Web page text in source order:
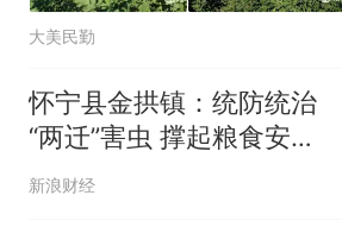
大美民勤
怀宁县金拱镇：统防统治
“两迁”害虫 撑起粮食安全
“保护伞”
新浪财经